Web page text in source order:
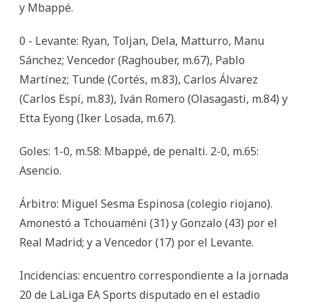
y Mbappé.
0 - Levante: Ryan, Toljan, Dela, Matturro, Manu
Sánchez; Vencedor (Raghouber, m.67), Pablo
Martínez; Tunde (Cortés, m.83), Carlos Álvarez
(Carlos Espí, m.83), Iván Romero (Olasagasti, m.84) y
Etta Eyong (Iker Losada, m.67).
Goles: 1-0, m.58: Mbappé, de penalti. 2-0, m.65:
Asencio.
Árbitro: Miguel Sesma Espinosa (colegio riojano).
Amonestó a Tchouaméni (31) y Gonzalo (43) por el
Real Madrid; y a Vencedor (17) por el Levante.
Incidencias: encuentro correspondiente a la jornada
20 de LaLiga EA Sports disputado en el estadio